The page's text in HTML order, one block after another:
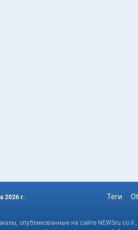
2026 г. Теги
опубликованные на сайте NEWSru.co.il